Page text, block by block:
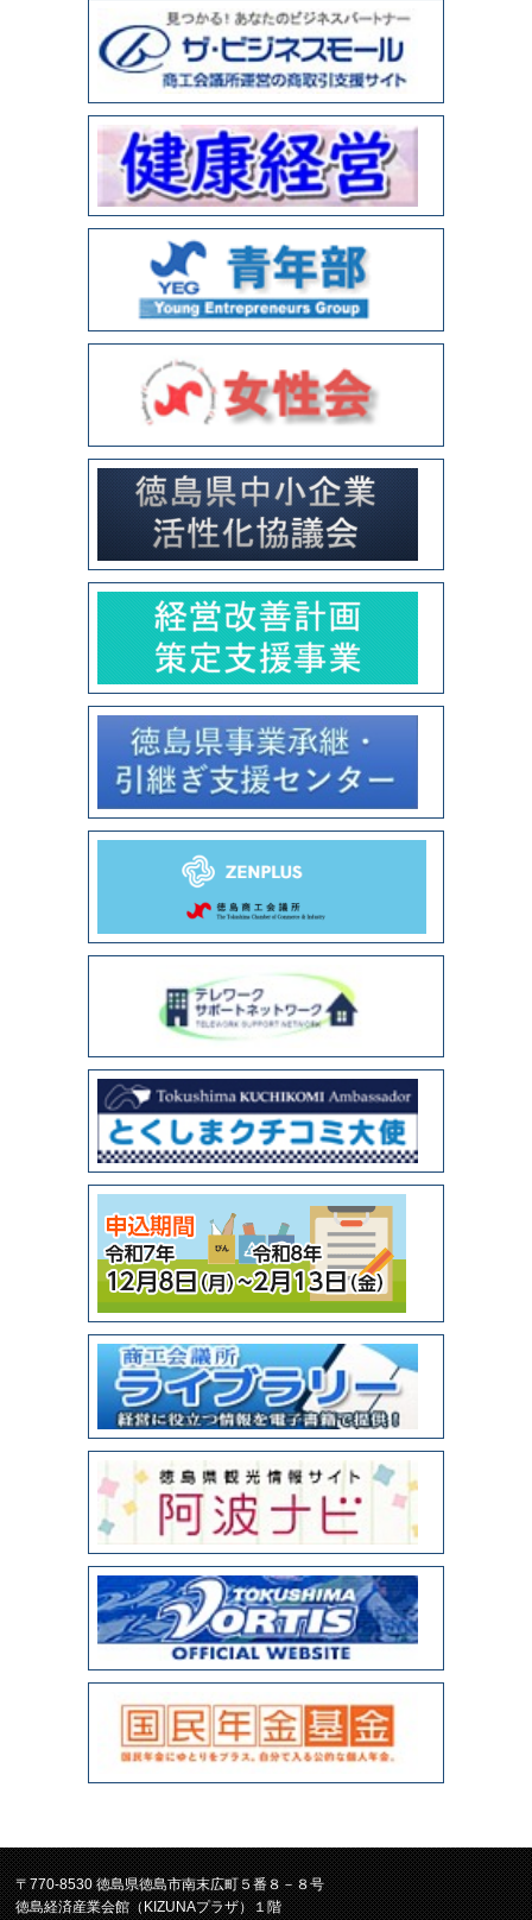
〒770-8530 徳島県徳島市南末広町５番８－８号
徳島経済産業会館（KIZUNAプラザ）１階